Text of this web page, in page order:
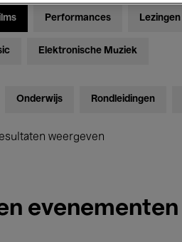
Performances
Elektronische Muziek
Onderwijs Rondleidingen
weergeven
evenementen